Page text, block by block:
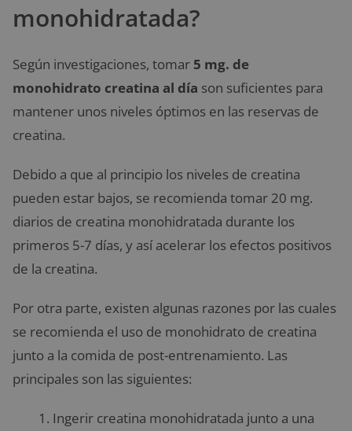
monohidratada?
Según investigaciones, tomar 5 mg. de
monohidrato creatina al día son suficientes para
mantener unos niveles óptimos en las reservas de
creatina.
Debido a que al principio los niveles de creatina
pueden estar bajos, se recomienda tomar 20 mg.
diarios de creatina monohidratada durante los
primeros 5-7 días, y así acelerar los efectos positivos
de la creatina.
Por otra parte, existen algunas razones por las cuales
se recomienda el uso de monohidrato de creatina
junto a la comida de post-entrenamiento. Las
principales son las siguientes:
Ingerir creatina monohidratada junto a una